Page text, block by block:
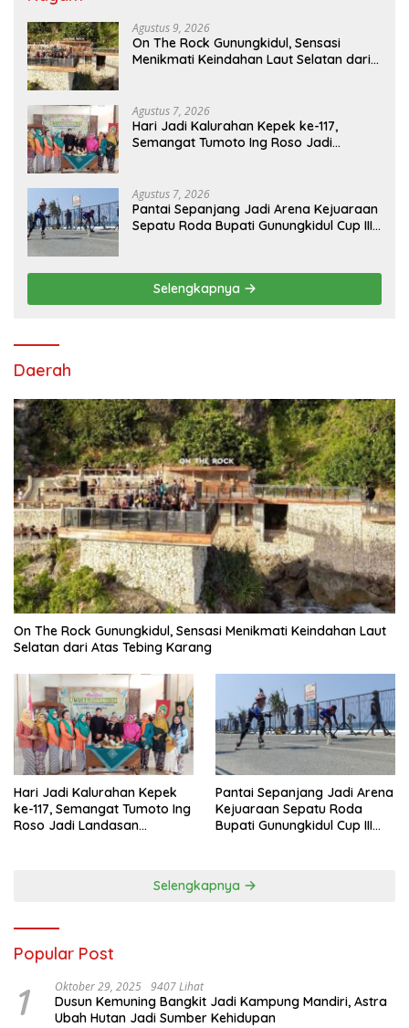
Agustus 9, 2026
On The Rock Gunungkidul, Sensasi
Menikmati Keindahan Laut Selatan dari
Agustus 7, 2026
Hari Jadi Kalurahan Kepek ke-117,
Semangat Tumoto Ing Roso Jadi
Agustus 7, 2026
Pantai Sepanjang Jadi Arena Kejuaraan
Sepatu Roda Bupati Gunungkidul Cup III
Selengkapnya
Daerah
On The Rock Gunungkidul, Sensasi Menikmati Keindahan Laut
Selatan dari Atas Tebing Karang
Hari Jadi Kalurahan Kepek
ke-117, Semangat Tumoto Ing
Roso Jadi Landasan
Pantai Sepanjang Jadi Arena
Kejuaraan Sepatu Roda
Bupati Gunungkidul Cup III
Selengkapnya
Popular Post
1 Oktober 29, 2025 9407 Lihat
Dusun Kemuning Bangkit Jadi Kampung Mandiri, Astra
Ubah Hutan Jadi Sumber Kehidupan